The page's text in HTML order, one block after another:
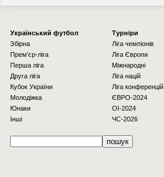
Українcький футбол
Збірна
Прем'єр-ліга
Перша ліга
Друга ліга
Кубок України
Молодіжка
Юнаки
Інші
Турніри
Ліга чемпіонів
Ліга Європи
Міжнародні
Ліга націй
Ліга конференцій
ЄВРО-2024
OI-2024
ЧС-2026